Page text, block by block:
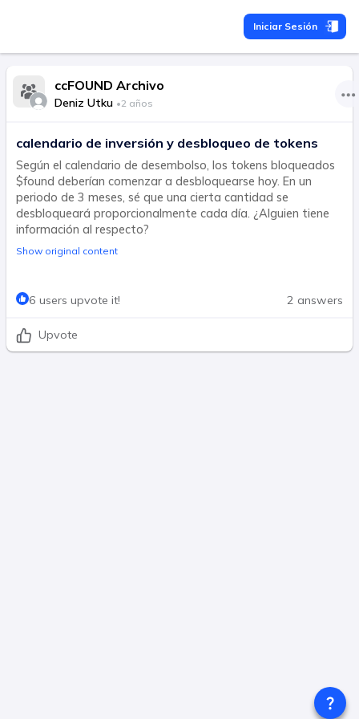
Iniciar Sesión
ccFOUND Archivo
Deniz Utku •2 años
calendario de inversión y desbloqueo de tokens
Según el calendario de desembolso, los tokens bloqueados
$found deberían comenzar a desbloquearse hoy. En un
periodo de 3 meses, sé que una cierta cantidad se
desbloqueará proporcionalmente cada día. ¿Alguien tiene
información al respecto?
Show original content
6 users upvote it! 2 answers
Upvote